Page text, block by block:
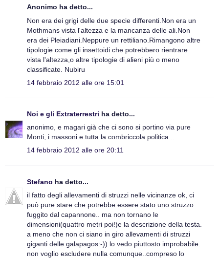
Anonimo ha detto...
Non era dei grigi delle due specie differenti.Non era un
Mothmans vista l'altezza e la mancanza delle ali.Non
era dei Pleiadiani.Neppure un rettiliano.Rimangono altre
tipologie come gli insettoidi che potrebbero rientrare
vista l'altezza,o altre tipologie di alieni più o meno
classificate. Nubiru
14 febbraio 2012 alle ore 15:01
Noi e gli Extraterrestri ha detto...
anonimo, e magari già che ci sono si portino via pure
Monti, i massoni e tutta la combriccola politica...
14 febbraio 2012 alle ore 20:11
Stefano ha detto...
il fatto degli allevamenti di struzzi nelle vicinanze ok, ci
può pure stare che potrebbe essere stato uno struzzo
fuggito dal capannone.. ma non tornano le
dimensioni(quattro metri poi!)e la descrizione della testa.
a meno che non ci siano in giro allevamenti di struzzi
giganti delle galapagos:-)) lo vedo piuttosto improbabile.
non voglio escludere nulla comunque..compreso lo